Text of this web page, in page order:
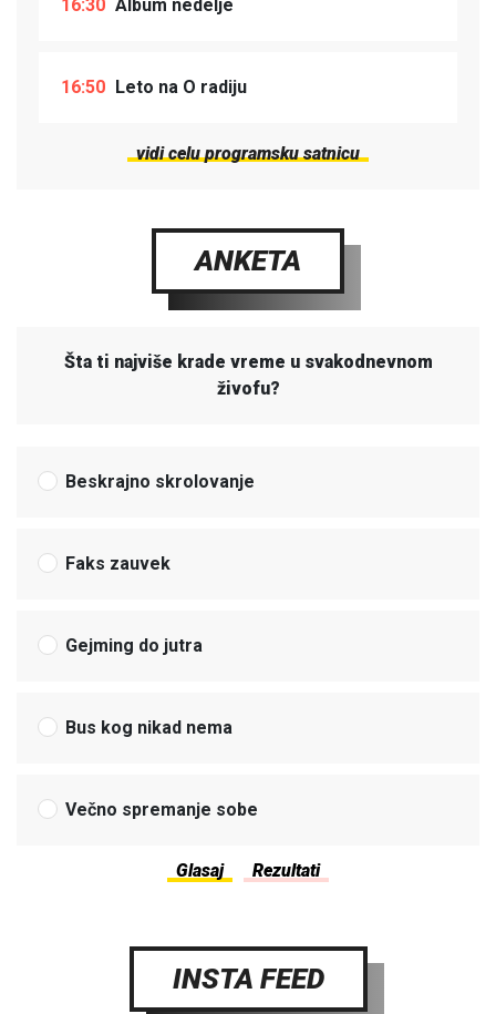
16:30 Album nedelje
16:50 Leto na O radiju
vidi celu programsku satnicu
ANKETA
Šta ti najviše krade vreme u svakodnevnom
živofu?
Beskrajno skrolovanje
Faks zauvek
Gejming do jutra
Bus kog nikad nema
Večno spremanje sobe
INSTA FEED